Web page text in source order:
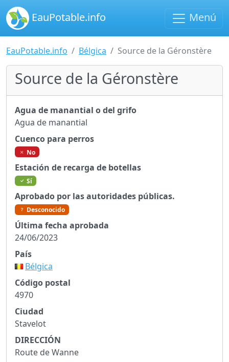
EauPotable.info Menú
EauPotable.info Bélgica Source de la Géronstère
Source de la Géronstère
Agua de manantial o del grifo
Agua de manantial
Cuenco para perros
No
Estación de recarga de botellas
Sí
Aprobado por las autoridades públicas.
Desconocido
Última fecha aprobada
24/06/2023
País
Bélgica
Código postal
4970
Ciudad
Stavelot
DIRECCIÓN
Route de Wanne